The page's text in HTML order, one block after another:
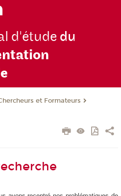
d'étude du
et Formateurs